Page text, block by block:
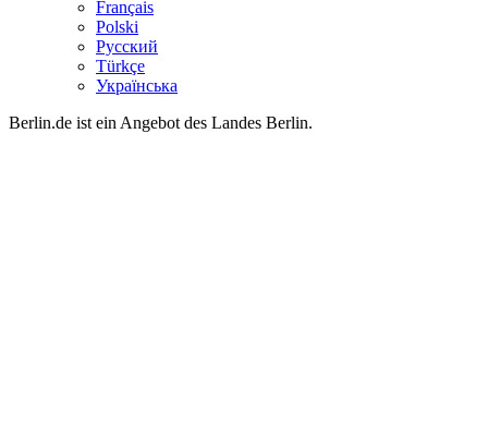
Français
Polski
Русский
Türkçe
Українська
Berlin.de ist ein Angebot des Landes Berlin.